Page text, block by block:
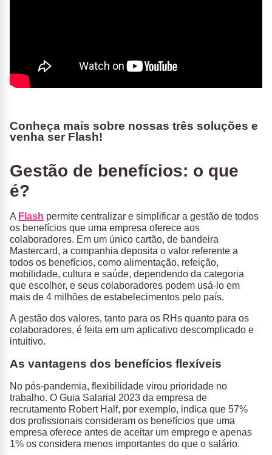
Conheça mais sobre nossas três soluções e
venha ser Flash!
Gestão de benefícios: o que
é?
A Flash permite centralizar e simplificar a gestão de todos
os benefícios que uma empresa oferece aos
colaboradores. Em um único cartão, de bandeira
Mastercard, a companhia deposita o valor referente a
todos os benefícios, como alimentação, refeição,
mobilidade, cultura e saúde, dependendo da categoria
que escolher, e seus colaboradores podem usá-lo em
mais de 4 milhões de estabelecimentos pelo país.
A gestão dos valores, tanto para os RHs quanto para os
colaboradores, é feita em um aplicativo descomplicado e
intuitivo.
As vantagens dos benefícios flexíveis
No pós-pandemia, flexibilidade virou prioridade no
trabalho. O Guia Salarial 2023 da empresa de
recrutamento Robert Half, por exemplo, indica que 57%
dos profissionais consideram os benefícios que uma
empresa oferece antes de aceitar um emprego e apenas
1% os considera menos importantes do que o salário.